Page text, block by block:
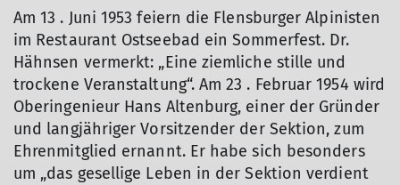
Am 13 . Juni 1953 feiern die Flensburger Alpinisten
im Restaurant Ostseebad ein Sommerfest. Dr.
Hähnsen vermerkt: „Eine ziemliche stille und
trockene Veranstaltung“. Am 23 . Februar 1954 wird
Oberingenieur Hans Altenburg, einer der Gründer
und langjähriger Vorsitzender der Sektion, zum
Ehrenmitglied ernannt. Er habe sich besonders
um „das gesellige Leben in der Sektion verdient